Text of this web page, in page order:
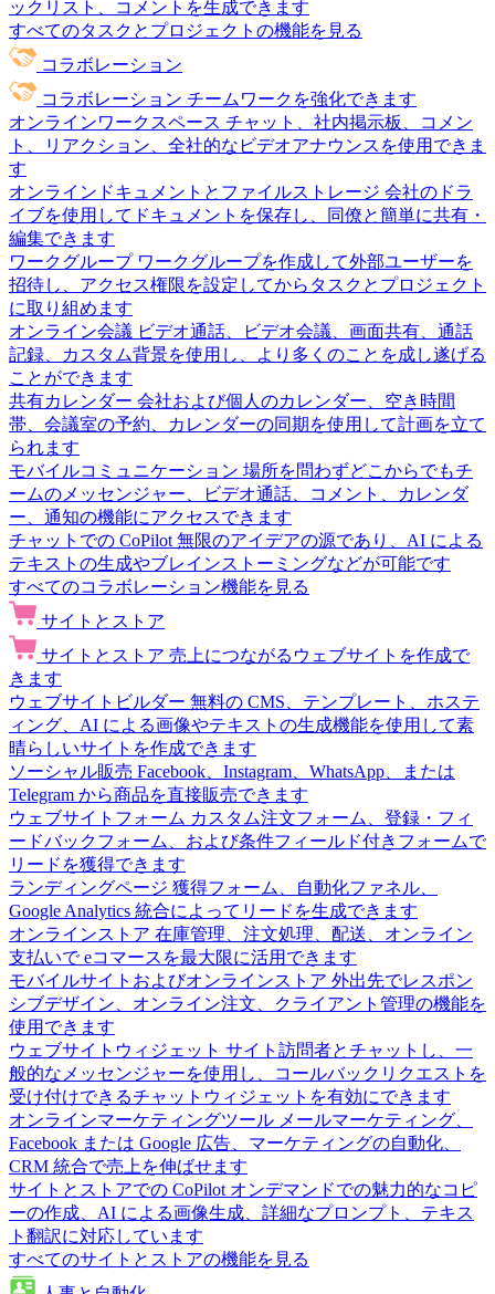
ックリスト、コメントを生成できます
すべてのタスクとプロジェクトの機能を見る
コラボレーション
コラボレーション チームワークを強化できます
オンラインワークスペース チャット、社内掲示板、コメン
ト、リアクション、全社的なビデオアナウンスを使用できま
す
オンラインドキュメントとファイルストレージ 会社のドラ
イブを使用してドキュメントを保存し、同僚と簡単に共有・
編集できます
ワークグループ ワークグループを作成して外部ユーザーを
招待し、アクセス権限を設定してからタスクとプロジェクト
に取り組めます
オンライン会議 ビデオ通話、ビデオ会議、画面共有、通話
記録、カスタム背景を使用し、より多くのことを成し遂げる
ことができます
共有カレンダー 会社および個人のカレンダー、空き時間
帯、会議室の予約、カレンダーの同期を使用して計画を立て
られます
モバイルコミュニケーション 場所を問わずどこからでもチ
ームのメッセンジャー、ビデオ通話、コメント、カレンダ
ー、通知の機能にアクセスできます
チャットでの CoPilot 無限のアイデアの源であり、AI による
テキストの生成やブレインストーミングなどが可能です
すべてのコラボレーション機能を見る
サイトとストア
サイトとストア 売上につながるウェブサイトを作成で
きます
ウェブサイトビルダー 無料の CMS、テンプレート、ホステ
ィング、AI による画像やテキストの生成機能を使用して素
晴らしいサイトを作成できます
ソーシャル販売 Facebook、Instagram、WhatsApp、または
Telegram から商品を直接販売できます
ウェブサイトフォーム カスタム注文フォーム、登録・フィ
ードバックフォーム、および条件フィールド付きフォームで
リードを獲得できます
ランディングページ 獲得フォーム、自動化ファネル、
Google Analytics 統合によってリードを生成できます
オンラインストア 在庫管理、注文処理、配送、オンライン
支払いで eコマースを最大限に活用できます
モバイルサイトおよびオンラインストア 外出先でレスポン
シブデザイン、オンライン注文、クライアント管理の機能を
使用できます
ウェブサイトウィジェット サイト訪問者とチャットし、一
般的なメッセンジャーを使用し、コールバックリクエストを
受け付けできるチャットウィジェットを有効にできます
オンラインマーケティングツール メールマーケティング、
Facebook または Google 広告、マーケティングの自動化、
CRM 統合で売上を伸ばせます
サイトとストアでの CoPilot オンデマンドでの魅力的なコピ
ーの作成、AI による画像生成、詳細なプロンプト、テキス
ト翻訳に対応しています
すべてのサイトとストアの機能を見る